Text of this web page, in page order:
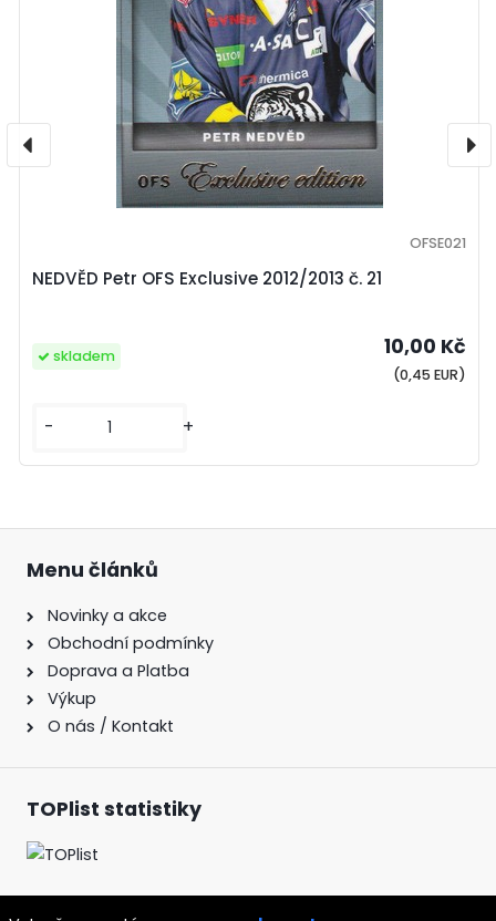
NEDVĚD Petr OFS Exclusive 2012/2013 č. 21
OFSE021
10,00 Kč
(0,45 EUR)
- +
skladem
Menu článků
Novinky a akce
Obchodní podmínky
Doprava a Platba
Výkup
O nás / Kontakt
TOPlist statistiky